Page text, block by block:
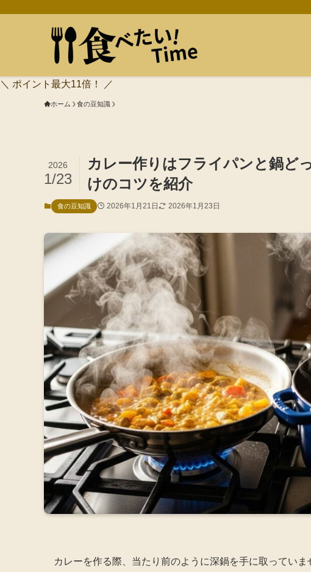
＼ ポイント最大11倍！ ／
ホーム 食の豆知識
カレー作りはフライパンと鍋ど
けのコツを紹介
2026
1/23
食の豆知識 2026年1月21日 2026年1月23日
カレーを作る際、当たり前のように深鍋を手に取ってい